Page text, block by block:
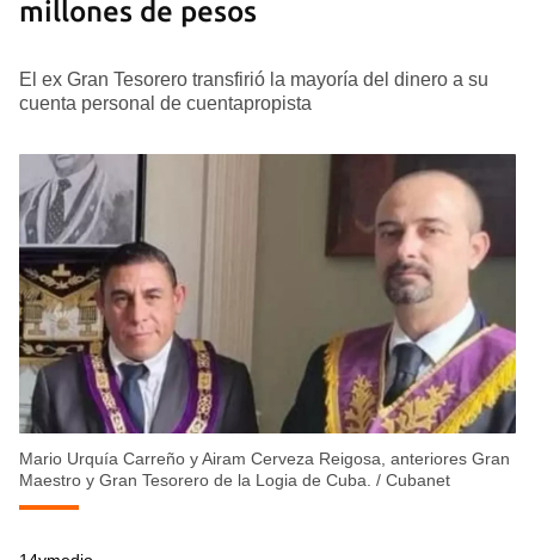
millones de pesos
El ex Gran Tesorero transfirió la mayoría del dinero a su
cuenta personal de cuentapropista
Mario Urquía Carreño y Airam Cerveza Reigosa, anteriores Gran
Maestro y Gran Tesorero de la Logia de Cuba. / Cubanet